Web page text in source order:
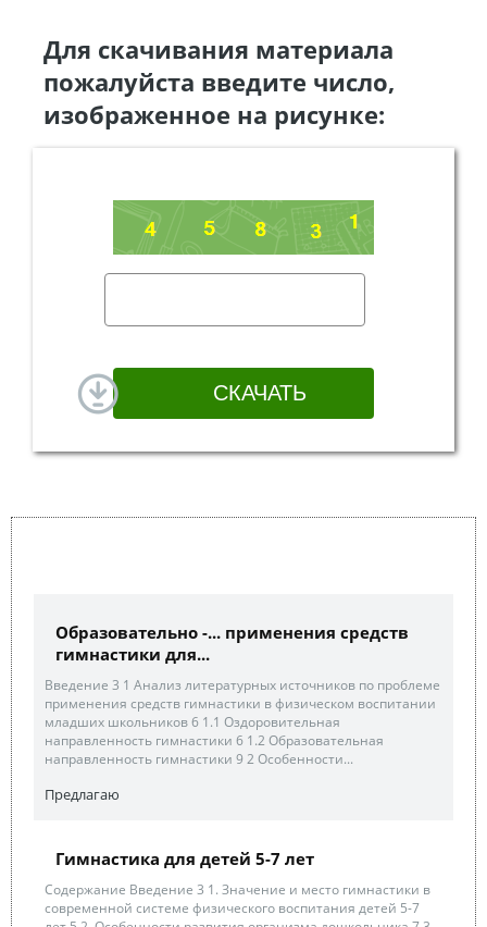
Для скачивания материала
пожалуйста введите число,
изображенное на рисунке:
Образовательно -... применения средств
гимнастики для...
Введение 3 1 Анализ литературных источников по проблеме
применения средств гимнастики в физическом воспитании
младших школьников 6 1.1 Оздоровительная
направленность гимнастики 6 1.2 Образовательная
направленность гимнастики 9 2 Особенности...
Предлагаю
Гимнастика для детей 5-7 лет
Содержание Введение 3 1. Значение и место гимнастики в
современной системе физического воспитания детей 5-7